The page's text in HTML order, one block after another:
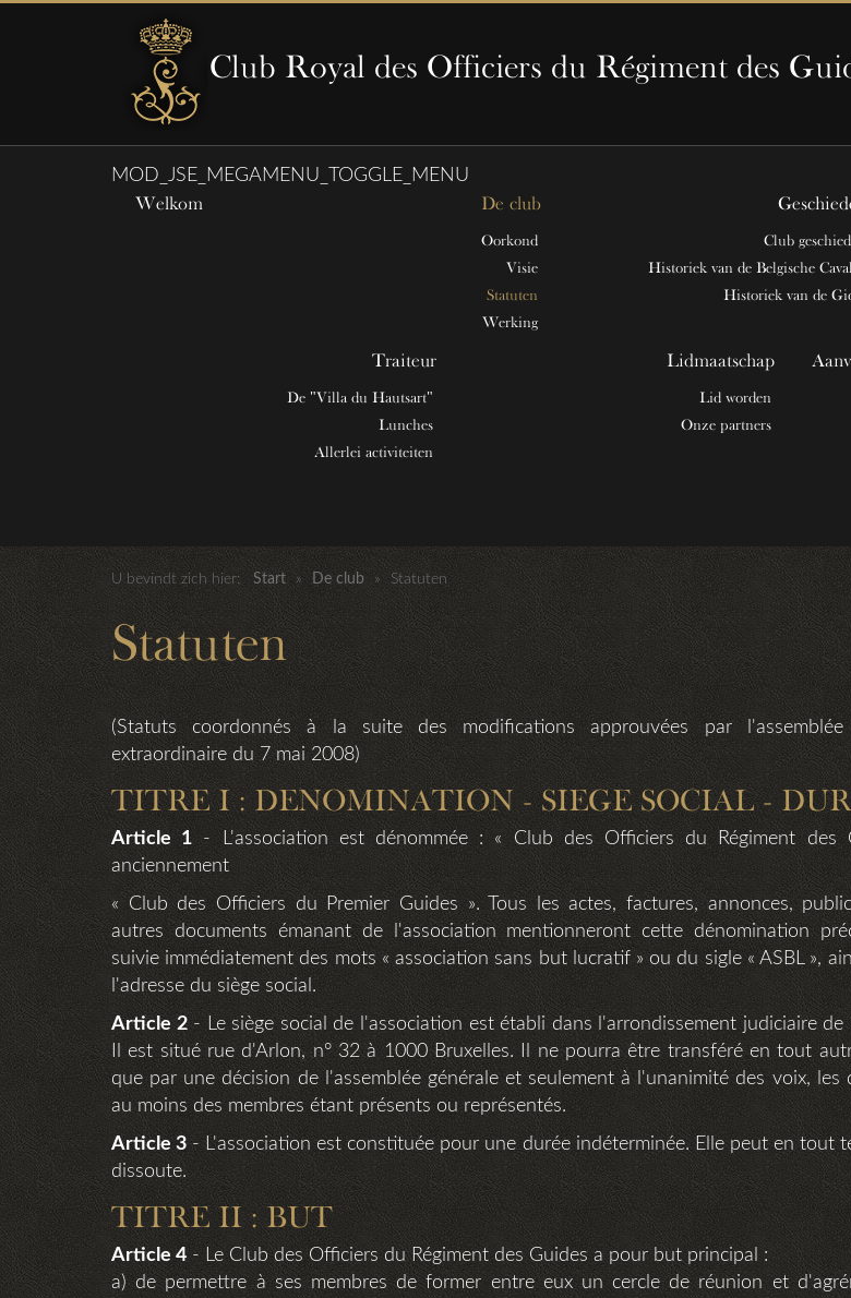
Club Royal des Officiers du Régiment des
MOD_JSE_MEGAMENU_TOGGLE_MENU
Welkom De club
Oorkond
Visie
Statuten
Werking
Club
Historiek van de Belgische
Historiek van de
Traiteur
De "Villa du Hautsart"
Lunches
Allerlei activiteiten
Lidmaatschap
Lid worden
Onze partners
U bevindt zich hier: Start » De club » Statuten
Statuten
(Statuts coordonnés à la suite des modifications approuvées par l'assemblée
extraordinaire du 7 mai 2008)
TITRE I : DENOMINATION - SIEGE SOCIAL -
Article 1 - L'association est dénommée : « Club des Officiers du Régiment des
anciennement
« Club des Officiers du Premier Guides ». Tous les actes, factures, annonces,
autres documents émanant de l'association mentionneront cette dénomination
suivie immédiatement des mots « association sans but lucratif » ou du sigle « ASBL »,
l'adresse du siège social.
Article 2- Le siège social de l'association est établi dans l'arrondissement judiciaire de
Il est situé rue d'Arlon, n° 32 à 1000 Bruxelles. Il ne pourra être transféré en tout
que par une décision de l'assemblée générale et seulement à l'unanimité des voix, les
au moins des membres étant présents ou représentés.
Article 3 - L'association est constituée pour une durée indéterminée. Elle peut en tout
dissoute.
TITRE II : BUT
Article 4 - Le Club des Officiers du Régiment des Guides a pour but principal :
a) de permettre à ses membres de former entre eux un cercle de réunion et